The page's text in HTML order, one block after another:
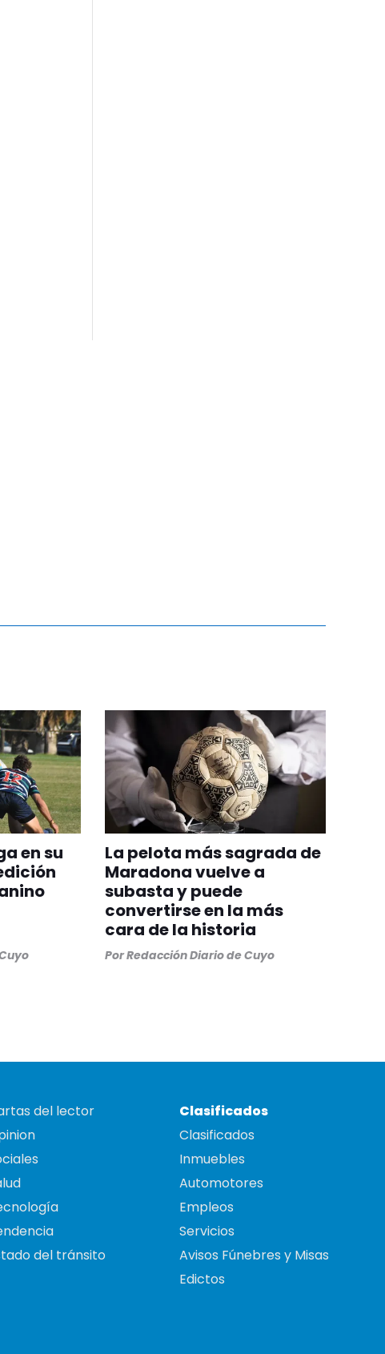
en su
La pelota más sagrada de
Maradona vuelve a
subasta y puede
convertirse en la más
cara de la historia
PorRedacción Diario de Cuyo
del lector
del tránsito
Clasificados
Clasificados
Inmuebles
Automotores
Empleos
Servicios
Avisos Fúnebres y Misas
Edictos